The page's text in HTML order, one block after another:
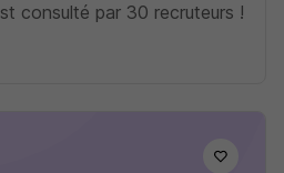
consulté par 30 recruteurs !